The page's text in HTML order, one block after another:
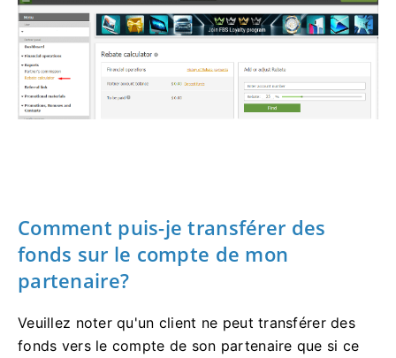
Comment puis-je transférer des
fonds sur le compte de mon
partenaire?
Veuillez noter qu'un client ne peut transférer des
fonds vers le compte de son partenaire que si ce